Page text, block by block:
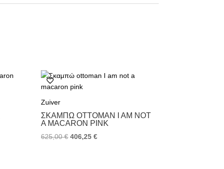
Zuiver
ΣΚΑΜΠΏ OTTOMAN I AM NOT
A MACARON PINK
625,00€ 406,25€